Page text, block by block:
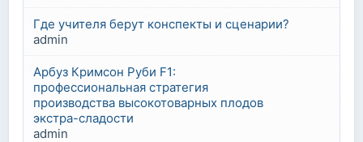
Где учителя берут конспекты и сценарии?
admin
Арбуз Кримсон Руби F1:
профессиональная стратегия
производства высокотоварных плодов
экстра-сладости
admin